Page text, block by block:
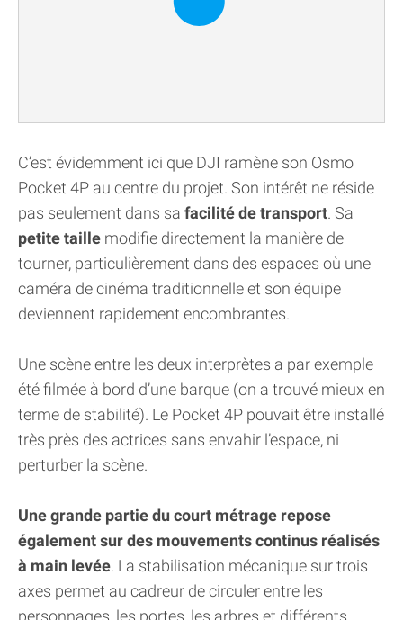
C’est évidemment ici que DJI ramène son Osmo
Pocket 4P au centre du projet. Son intérêt ne réside
pas seulement dans sa facilité de transport. Sa
petite taille modifie directement la manière de
tourner, particulièrement dans des espaces où une
caméra de cinéma traditionnelle et son équipe
deviennent rapidement encombrantes.
Une scène entre les deux interprètes a par exemple
été filmée à bord d’une barque (on a trouvé mieux en
terme de stabilité). Le Pocket 4P pouvait être installé
très près des actrices sans envahir l’espace, ni
perturber la scène.
Une grande partie du court métrage repose
également sur des mouvements continus réalisés
à main levée. La stabilisation mécanique sur trois
axes permet au cadreur de circuler entre les
personnages, les portes, les arbres et différents